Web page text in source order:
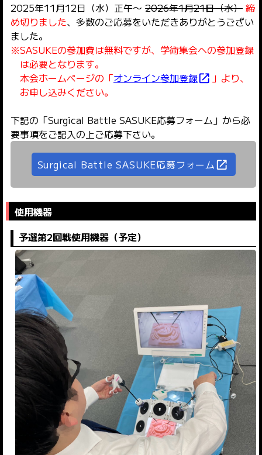
2025年11月12日（水）正午～ 2026年1月21日（水） 締
め切りました、多数のご応募をいただきありがとうござい
ました。
※SASUKEの参加費は無料ですが、学術集会への参加登録
は必要となります。
本会ホームページの「オンライン参加登録open_in_new 」より、
お申し込みください。
下記の「Surgical Battle SASUKE応募フォーム」から必
要事項をご記入の上ご応募下さい。
Surgical Battle SASUKE応募フォームopen_in_new
使用機器
予選第2回戦使用機器（予定）